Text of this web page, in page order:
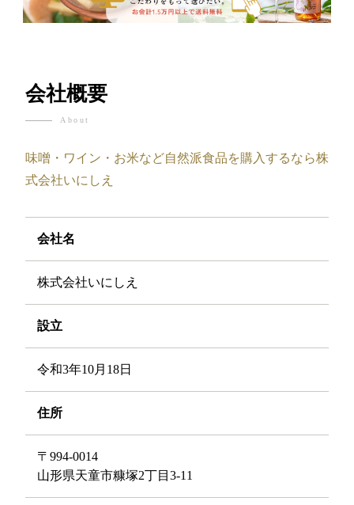
会社概要
About
味噌・ワイン・お米など自然派食品を購入するなら株
式会社いにしえ
会社名
株式会社いにしえ
設立
令和3年10月18日
住所
〒994-0014
山形県天童市糠塚2丁目3-11